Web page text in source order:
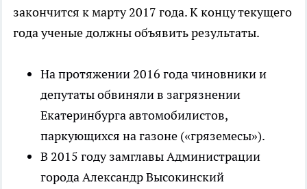
закончится к марту 2017 года. К концу текущего
года ученые должны объявить результаты.
На протяжении 2016 года чиновники и
депутаты обвиняли в загрязнении
Екатеринбурга автомобилистов,
паркующихся на газоне («гряземесы»).
В 2015 году замглавы Администрации
города Александр Высокинский